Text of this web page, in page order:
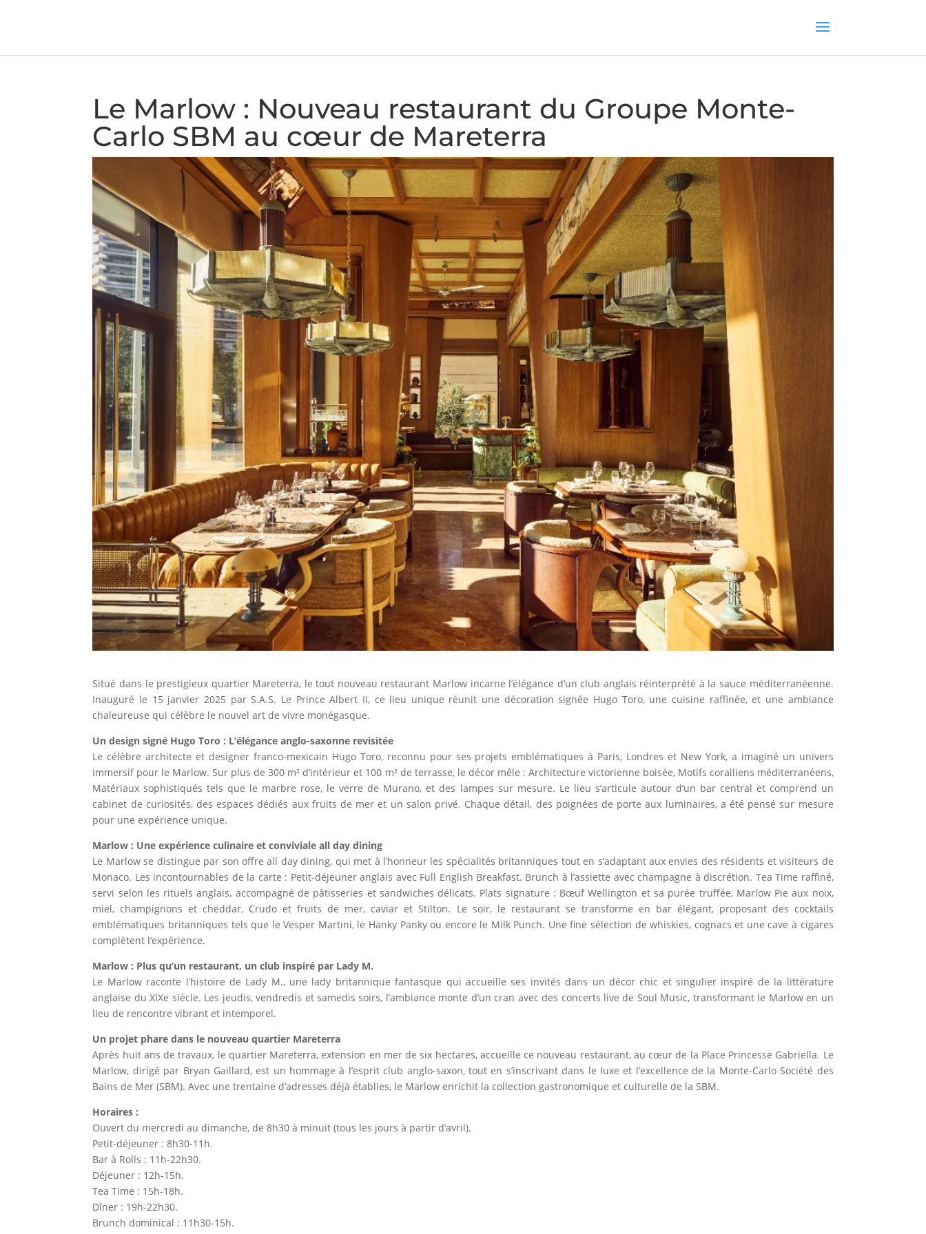
Le Marlow : Nouveau restaurant du Groupe Monte-
Carlo SBM au cœur de Mareterra
Situé dans le prestigieux quartier Mareterra, le tout nouveau restaurant Marlow incarne l’élégance d’un club anglais réinterprété à la sauce méditerranéenne.
Inauguré le 15 janvier 2025 par S.A.S. Le Prince Albert II, ce lieu unique réunit une décoration signée Hugo Toro, une cuisine raffinée, et une ambiance
chaleureuse qui célèbre le nouvel art de vivre monégasque.
Un design signé Hugo Toro : L’élégance anglo-saxonne revisitée
Le célèbre architecte et designer franco-mexicain Hugo Toro, reconnu pour ses projets emblématiques à Paris, Londres et New York, a imaginé un univers
immersif pour le Marlow. Sur plus de 300 m² d’intérieur et 100 m² de terrasse, le décor mêle : Architecture victorienne boisée, Motifs coralliens méditerranéens,
Matériaux sophistiqués tels que le marbre rose, le verre de Murano, et des lampes sur mesure. Le lieu s’articule autour d’un bar central et comprend un
cabinet de curiosités, des espaces dédiés aux fruits de mer et un salon privé. Chaque détail, des poignées de porte aux luminaires, a été pensé sur mesure
pour une expérience unique.
Marlow : Une expérience culinaire et conviviale all day dining
Le Marlow se distingue par son offre all day dining, qui met à l’honneur les spécialités britanniques tout en s’adaptant aux envies des résidents et visiteurs de
Monaco. Les incontournables de la carte : Petit-déjeuner anglais avec Full English Breakfast. Brunch à l’assiette avec champagne à discrétion. Tea Time raffiné,
servi selon les rituels anglais, accompagné de pâtisseries et sandwiches délicats. Plats signature : Bœuf Wellington et sa purée truffée, Marlow Pie aux noix,
miel, champignons et cheddar, Crudo et fruits de mer, caviar et Stilton. Le soir, le restaurant se transforme en bar élégant, proposant des cocktails
emblématiques britanniques tels que le Vesper Martini, le Hanky Panky ou encore le Milk Punch. Une fine sélection de whiskies, cognacs et une cave à cigares
complètent l’expérience.
Marlow : Plus qu’un restaurant, un club inspiré par Lady M.
Le Marlow raconte l’histoire de Lady M., une lady britannique fantasque qui accueille ses invités dans un décor chic et singulier inspiré de la littérature
anglaise du XIXe siècle. Les jeudis, vendredis et samedis soirs, l’ambiance monte d’un cran avec des concerts live de Soul Music, transformant le Marlow en un
lieu de rencontre vibrant et intemporel.
Un projet phare dans le nouveau quartier Mareterra
Après huit ans de travaux, le quartier Mareterra, extension en mer de six hectares, accueille ce nouveau restaurant, au cœur de la Place Princesse Gabriella. Le
Marlow, dirigé par Bryan Gaillard, est un hommage à l’esprit club anglo-saxon, tout en s’inscrivant dans le luxe et l’excellence de la Monte-Carlo Société des
Bains de Mer (SBM). Avec une trentaine d’adresses déjà établies, le Marlow enrichit la collection gastronomique et culturelle de la SBM.
Horaires :
Ouvert du mercredi au dimanche, de 8h30 à minuit (tous les jours à partir d’avril).
Petit-déjeuner : 8h30-11h.
Bar à Rolls : 11h-22h30.
Déjeuner : 12h-15h.
Tea Time : 15h-18h.
Dîner : 19h-22h30.
Brunch dominical : 11h30-15h.